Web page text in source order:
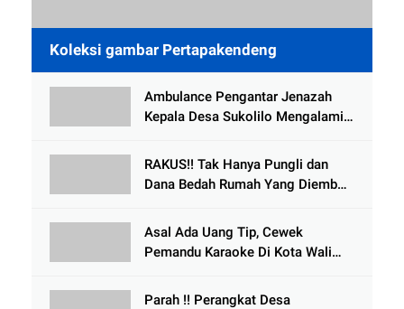
Koleksi gambar Pertapakendeng
Ambulance Pengantar Jenazah
Kepala Desa Sukolilo Mengalami
Meninggal Dunia
RAKUS!! Tak Hanya Pungli dan
Dana Bedah Rumah Yang Diembat,
Tlogowungu, di Duga
Selewengkan Bantuan Mushola
Asal Ada Uang Tip, Cewek
Pemandu Karaoke Di Kota Wali
Parah !! Perangkat Desa